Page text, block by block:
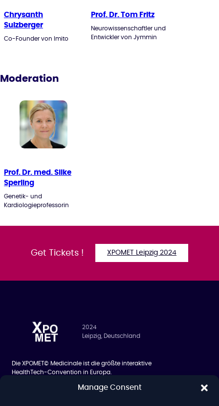
Manage Consent
Chrysanth
Sulzberger
Co-Founder von Imito
Prof. Dr. Tom Fritz
Neurowissenschaftler und
Entwickler von Jymmin
Moderation
Prof. Dr. med. Silke
Sperling
Genetik- und
Kardiologieprofessorin
Get Tickets ! XPOMET Leipzig 2024
2024
Leipzig, Deutschland
Die XPOMET© Medicinale ist die größte interaktive
HealthTech-Convention in Europa.